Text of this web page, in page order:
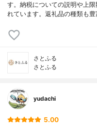
す。納税についての説明や上
れています。返礼品の種類も
さとふる
さとふる
yudachi
5.00